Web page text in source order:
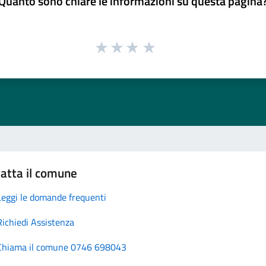
il comune
le domande frequenti
Assistenza
il comune 0746 698043